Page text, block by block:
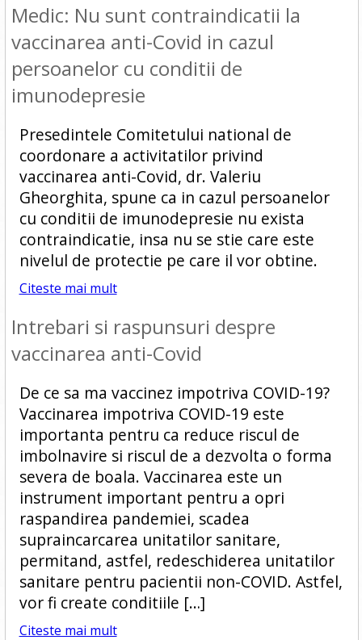
Medic: Nu sunt contraindicatii la
vaccinarea anti-Covid in cazul
persoanelor cu conditii de
imunodepresie
Presedintele Comitetului national de
coordonare a activitatilor privind
vaccinarea anti-Covid, dr. Valeriu
Gheorghita, spune ca in cazul persoanelor
cu conditii de imunodepresie nu exista
contraindicatie, insa nu se stie care este
nivelul de protectie pe care il vor obtine.
Citeste mai mult
Intrebari si raspunsuri despre
vaccinarea anti-Covid
De ce sa ma vaccinez impotriva COVID-19?
Vaccinarea impotriva COVID-19 este
importanta pentru ca reduce riscul de
imbolnavire si riscul de a dezvolta o forma
severa de boala. Vaccinarea este un
instrument important pentru a opri
raspandirea pandemiei, scadea
supraincarcarea unitatilor sanitare,
permitand, astfel, redeschiderea unitatilor
sanitare pentru pacientii non-COVID. Astfel,
vor fi create conditiile […]
Citeste mai mult